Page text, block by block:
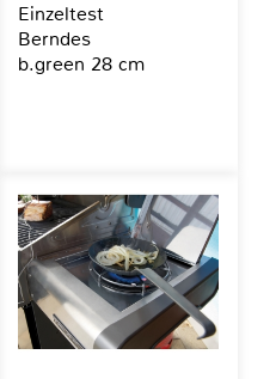
Einzeltest
Berndes
b.green 28 cm